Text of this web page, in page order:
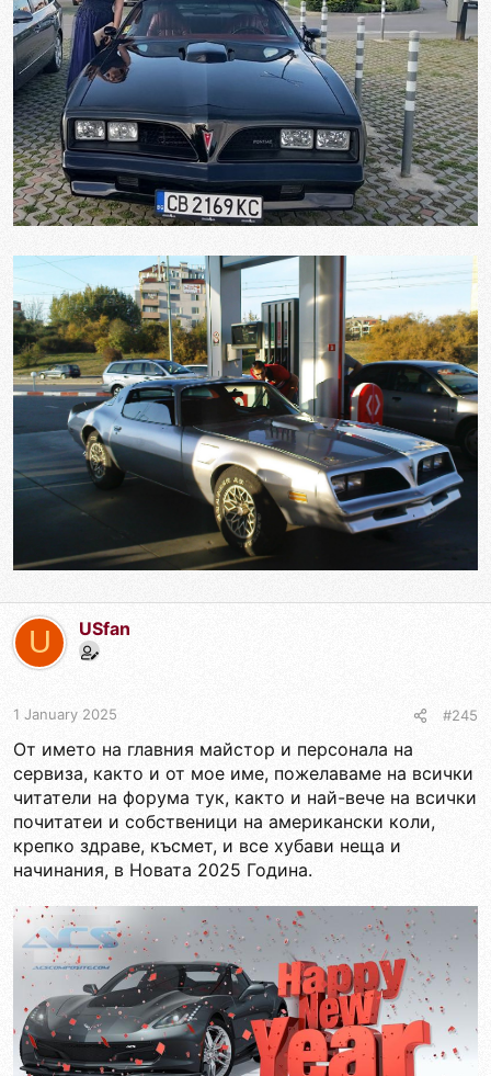
U USfan
1 January 2025 #245
От името на главния майстор и персонала на
сервиза, както и от мое име, пожелаваме на всички
читатели на форума тук, както и най-вече на всички
почитатеи и собственици на американски коли,
крепко здраве, късмет, и все хубави неща и
начинания, в Новата 2025 Година.